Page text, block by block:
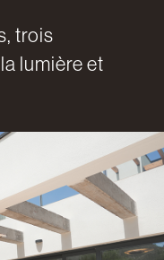
trois
lumière et